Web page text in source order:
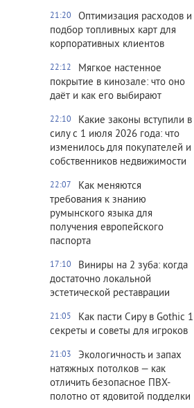
21:20
Оптимизация расходов и
подбор топливных карт для
корпоративных клиентов
22:12
Мягкое настенное
покрытие в кинозале: что оно
даёт и как его выбирают
22:10
Какие законы вступили в
силу с 1 июля 2026 года: что
изменилось для покупателей и
собственников недвижимости
22:07
Как меняются
требования к знанию
румынского языка для
получения европейского
паспорта
17:10
Виниры на 2 зуба: когда
достаточно локальной
эстетической реставрации
21:05
Как пасти Сиру в Gothic 1
секреты и советы для игроков
21:03
Экологичность и запах
натяжных потолков — как
отличить безопасное ПВХ-
полотно от ядовитой подделки